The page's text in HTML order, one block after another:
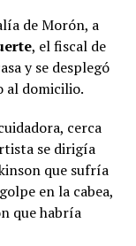
de Morón, a
, el fiscal de
y se desplegó
al domicilio.
cerca
se dirigía
que sufría
en la cabea,
que habría